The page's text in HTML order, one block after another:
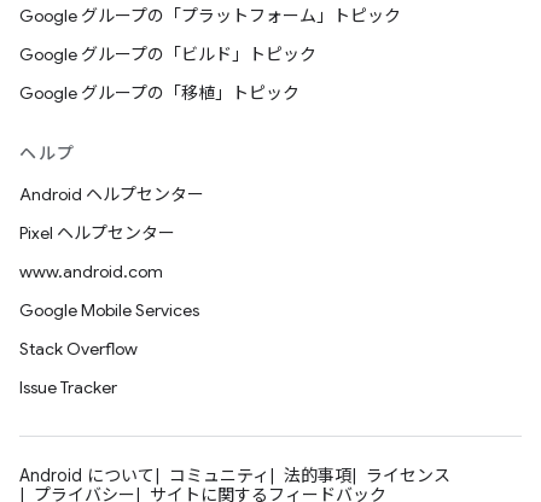
Google グループの「プラットフォーム」トピック
Google グループの「ビルド」トピック
Google グループの「移植」トピック
ヘルプ
Android ヘルプセンター
Pixel ヘルプセンター
www.android.com
Google Mobile Services
Stack Overflow
Issue Tracker
Android について コミュニティ 法的事項
ライセンス
プライバシー
サイトに関するフィードバック